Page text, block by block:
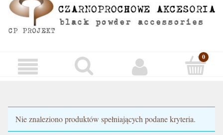
Nie znaleziono produktów spełniających podane kryteria.